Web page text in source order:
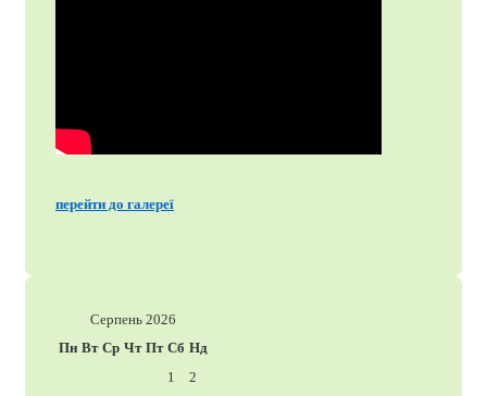
перейти до галереї
Серпень 2026
Пн Вт Ср Чт Пт Сб Нд
1
2